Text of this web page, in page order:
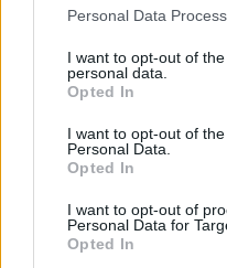
Please note that this
not limited to your visit or
grant or deny consent to
use your data for below
consent section.
Personal Data
I want to opt-out of
personal data.
Opted In
I want to opt-out of
Personal Data.
Opted In
I want to opt-out of
Personal Data for
Opted In
amit rendszeresen
zenét, azt általában
rádióműsorom idején
Classica, a koraiExotic
is. Lovasiék
kurvajó, adjuk ki!”.